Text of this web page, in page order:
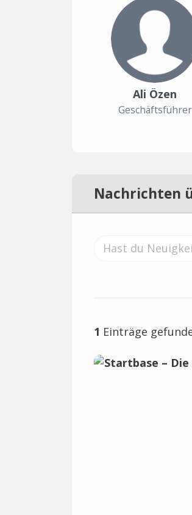
Ali Özen
Geschäftsführer
Nachrichten
1 Einträge